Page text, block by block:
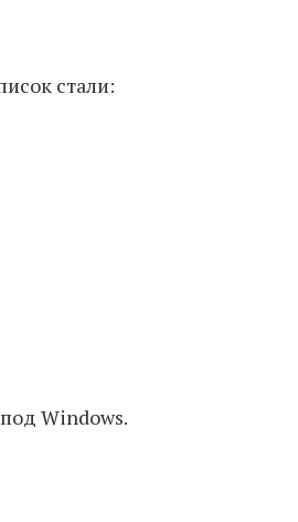
стали:
под Windows.